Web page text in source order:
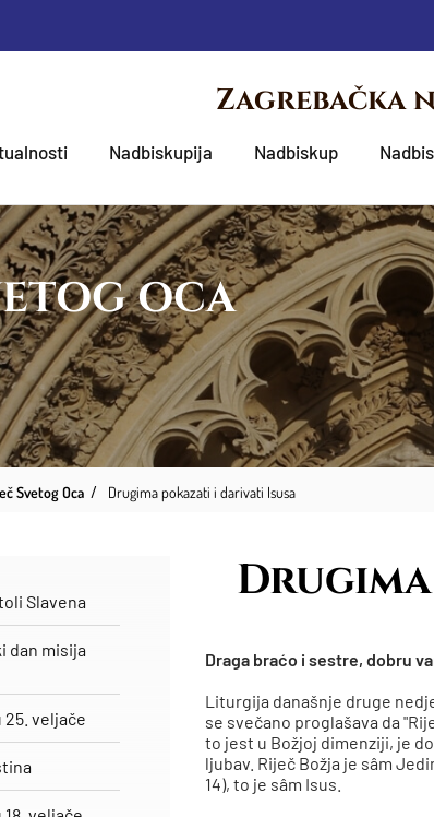
Zagrebačka
Nadbiskupija Nadbiskup
OCA
Svetog Oca Drugima pokazati i darivati Isusa
Slavena
dan misija
veljače
Draga braćo i sestre, dobru
Liturgija današnje druge
se svečano proglašava da
to jest u Božjoj dimenziji, je
ljubav. Riječ Božja je sâm
14), to je sâm Isus.